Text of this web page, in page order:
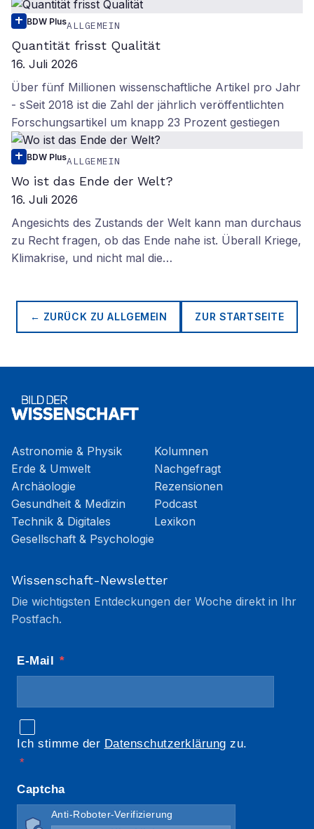
BDW PlusALLGEMEIN
Quantität frisst Qualität
16. Juli 2026
Über fünf Millionen wissenschaftliche Artikel pro Jahr
- sSeit 2018 ist die Zahl der jährlich veröffentlichten
Forschungsartikel um knapp 23 Prozent gestiegen
BDW PlusALLGEMEIN
Wo ist das Ende der Welt?
16. Juli 2026
Angesichts des Zustands der Welt kann man durchaus
zu Recht fragen, ob das Ende nahe ist. Überall Kriege,
Klimakrise, und nicht mal die…
← ZURÜCK ZUALLGEMEIN ZUR STARTSEITE
Astronomie & Physik
Erde & Umwelt
Archäologie
Gesundheit & Medizin
Technik & Digitales
Gesellschaft & Psychologie
Kolumnen
Nachgefragt
Rezensionen
Podcast
Lexikon
Wissenschaft-Newsletter
Die wichtigsten Entdeckungen der Woche direkt in Ihr
Postfach.